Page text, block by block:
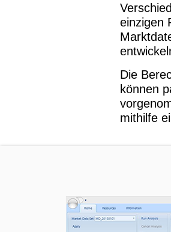
einzigen
Die
können
mithilfe